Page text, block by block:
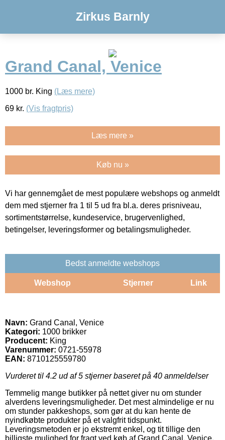
Zirkus Barnly
Grand Canal, Venice
1000 br. King (Læs mere)
69 kr. (Vis fragtpris)
Læs mere »
Køb nu »
Vi har gennemgået de mest populære webshops og anmeldt
dem med stjerner fra 1 til 5 ud fra bl.a. deres prisniveau,
sortimentstørrelse, kundeservice, brugervenlighed,
betingelser, leveringsformer og betalingsmuligheder.
Bedst anmeldte webshops
Webshop Stjerner Link
Navn: Grand Canal, Venice
Kategori: 1000 brikker
Producent: King
Varenummer: 0721-55978
EAN: 8710125559780
Vurderet til 4.2 ud af 5 stjerner baseret på 40 anmeldelser
Temmelig mange butikker på nettet giver nu om stunder
alverdens leveringsmuligheder. Det mest almindelige er nu
om stunder pakkeshops, som gør at du kan hente de
nyindkøbte produkter på et valgfrit tidspunkt.
Leveringsmetoden er jo ekstremt enkel, og tit tillige den
billigste mulighed for fragt ved køb af Grand Canal, Venice.